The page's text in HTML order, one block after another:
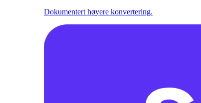
Dokumentert høyere konvertering.